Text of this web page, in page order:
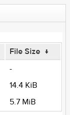
File Size ↓
-
14.4 KiB
5.7 MiB